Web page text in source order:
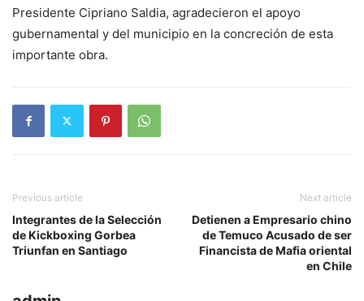
Presidente Cipriano Saldia, agradecieron el apoyo
gubernamental y del municipio en la concreción de esta
importante obra.
Previous article
Integrantes de la Selección
de Kickboxing Gorbea
Triunfan en Santiago
Next article
Detienen a Empresario chino
de Temuco Acusado de ser
Financista de Mafia oriental
en Chile